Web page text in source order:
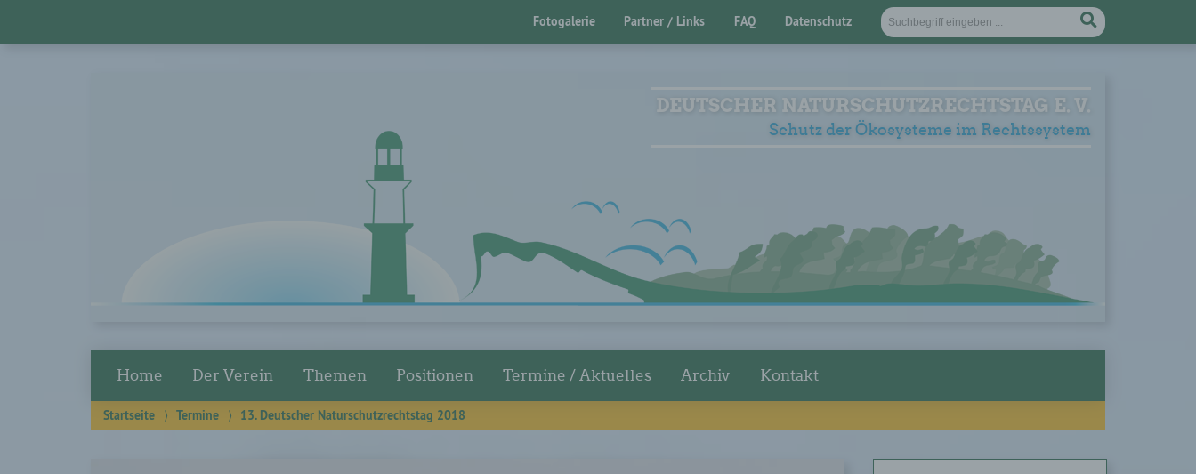
Fotogalerie Partner / Links FAQ Datenschutz
DEUTSCHER NATURSCHUTZRECHTSTAG E. V.
Schutz der Ökosysteme im Rechtssystem
Home Der Verein Themen Positionen Termine / Aktuelles Archiv Kontakt
Startseite ⟩ Termine ⟩ 13. Deutscher Naturschutzrechtstag 2018